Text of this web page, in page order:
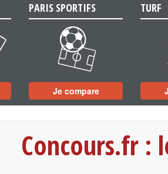
PARIS SPORTIFS
b
Je compare
TURF
Concours.fr :